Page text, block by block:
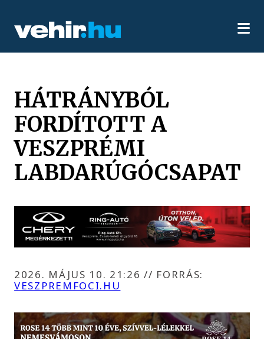
HÁTRÁNYBÓL
FORDÍTOTT A
VESZPRÉMI
LABDARÚGÓCSAPAT
2026. MÁJUS 10. 21:26// FORRÁS:
VESZPREMFOCI.HU